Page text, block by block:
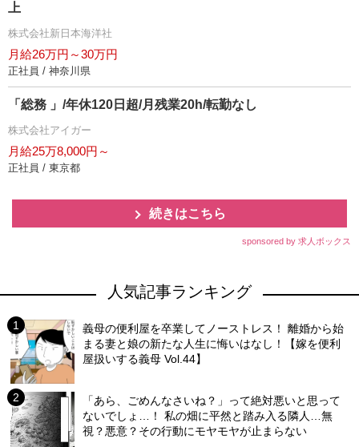
上
株式会社新日本海洋社
月給26万円～30万円
正社員 / 神奈川県
「総務 」/年休120日超/月残業20h/転勤なし
株式会社アイガー
月給25万8,000円～
正社員 / 東京都
続きはこちら
sponsored by 求人ボックス
人気記事ランキング
義母の便利屋を卒業してノーストレス！ 離婚から始
まる妻と娘の新たな人生に悔いはなし！【嫁を便利
屋扱いする義母 Vol.44】
「あら、ごめんなさいね？」って絶対悪いと思って
ないでしょ…！ 私の畑に平然と踏み入る隣人…無
視？悪意？その行動にモヤモヤが止まらない